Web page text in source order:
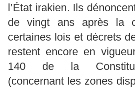
l’État irakien. Ils
de vingt ans après la
certaines lois et décrets
restent encore en
140 de la
(concernant les zones